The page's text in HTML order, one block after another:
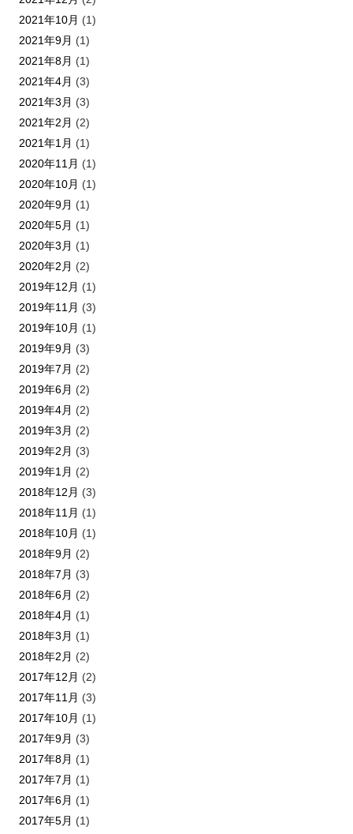
2021年10月 (1)
2021年9月 (1)
2021年8月 (1)
2021年4月 (3)
2021年3月 (3)
2021年2月 (2)
2021年1月 (1)
2020年11月 (1)
2020年10月 (1)
2020年9月 (1)
2020年5月 (1)
2020年3月 (1)
2020年2月 (2)
2019年12月 (1)
2019年11月 (3)
2019年10月 (1)
2019年9月 (3)
2019年7月 (2)
2019年6月 (2)
2019年4月 (2)
2019年3月 (2)
2019年2月 (3)
2019年1月 (2)
2018年12月 (3)
2018年11月 (1)
2018年10月 (1)
2018年9月 (2)
2018年7月 (3)
2018年6月 (2)
2018年4月 (1)
2018年3月 (1)
2018年2月 (2)
2017年12月 (2)
2017年11月 (3)
2017年10月 (1)
2017年9月 (3)
2017年8月 (1)
2017年7月 (1)
2017年6月 (1)
2017年5月 (1)